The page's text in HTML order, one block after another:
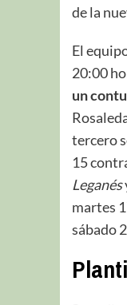
de la
El
20:00
un
tercero
15
Leganés
martes
sábado